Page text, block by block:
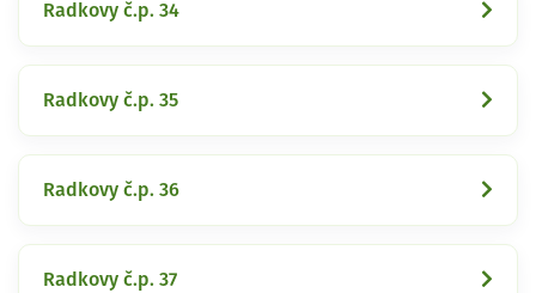
Radkovy č.p. 34
Radkovy č.p. 35
Radkovy č.p. 36
Radkovy č.p. 37